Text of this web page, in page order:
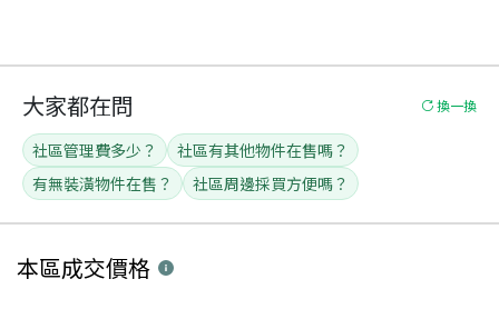
大家都在問 換一換
社區管理費多少？
社區有其他物件在售嗎？
有無裝潢物件在售？
社區周邊採買方便嗎？
本區成交價格